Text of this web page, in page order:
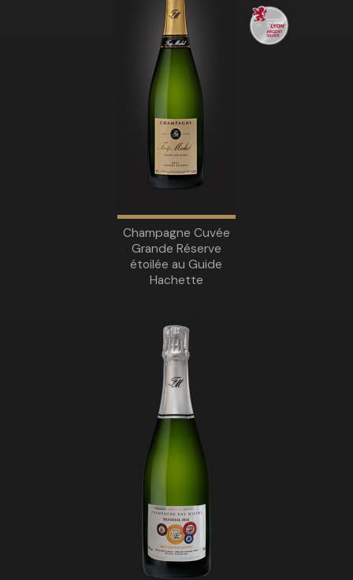
Champagne Cuvée
Grande Réserve
étoilée au Guide
Hachette